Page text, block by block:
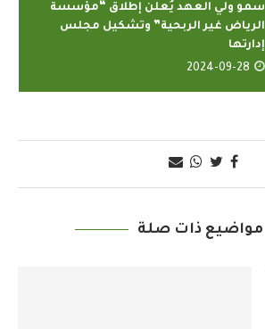
سمو ولي العهد يُعلن إطلاق “مؤسسة
الرياض غير الربحية” وتشكيل مجلس
إدارتها
2024-09-28
مواضيع ذات صلة